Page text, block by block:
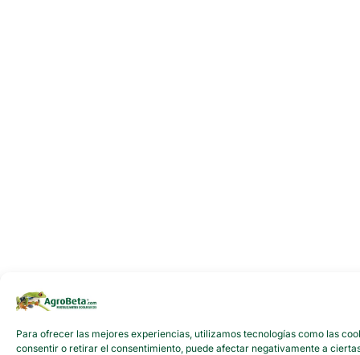
Para ofrecer las mejores experiencias, utilizamos tecnologías como las
consentir o retirar el consentimiento, puede afectar negativamente a